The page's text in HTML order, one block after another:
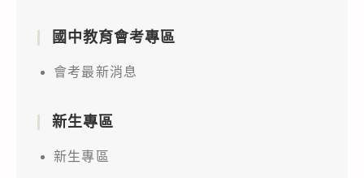
國中教育會考專區
會考最新消息
新生專區
新生專區